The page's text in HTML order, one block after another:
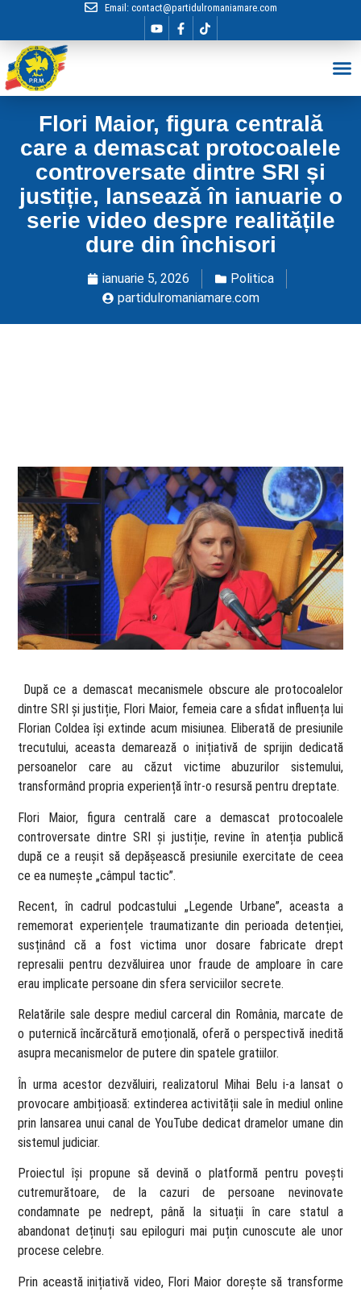
Email: contact@partidulromaniamare.com
Flori Maior, figura centrală
care a demascat protocoalele
controversate dintre SRI și
justiție, lansează în ianuarie o
serie video despre realitățile
dure din închisori
ianuarie 5, 2026
Politica
partidulromaniamare.com
​ După ce a demascat mecanismele obscure ale protocoalelor
dintre SRI și justiție, Flori Maior, femeia care a sfidat influența lui
Florian Coldea își extinde acum misiunea. Eliberată de presiunile
trecutului, aceasta demarează o inițiativă de sprijin dedicată
persoanelor care au căzut victime abuzurilor sistemului,
transformând propria experiență într-o resursă pentru dreptate.
Flori Maior, figura centrală care a demascat protocoalele
controversate dintre SRI și justiție, revine în atenția publică
după ce a reușit să depășească presiunile exercitate de ceea
ce ea numește „câmpul tactic”.
Recent, în cadrul podcastului „Legende Urbane”, aceasta a
rememorat experiențele traumatizante din perioada detenției,
susținând că a fost victima unor dosare fabricate drept
represalii pentru dezvăluirea unor fraude de amploare în care
erau implicate persoane din sfera serviciilor secrete.
Relatările sale despre mediul carceral din România, marcate de
o puternică încărcătură emoțională, oferă o perspectivă inedită
asupra mecanismelor de putere din spatele gratiilor.
În urma acestor dezvăluiri, realizatorul Mihai Belu i-a lansat o
provocare ambițioasă: extinderea activității sale în mediul online
prin lansarea unui canal de YouTube dedicat dramelor umane din
sistemul judiciar.
Proiectul își propune să devină o platformă pentru povești
cutremurătoare, de la cazuri de persoane nevinovate
condamnate pe nedrept, până la situații în care statul a
abandonat deținuți sau epiloguri mai puțin cunoscute ale unor
procese celebre.
Prin această inițiativă video, Flori Maior dorește să transforme